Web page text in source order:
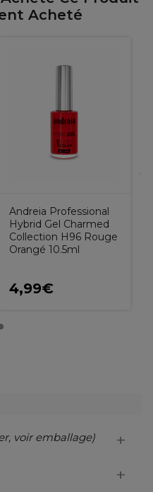
Acheté
Andreia Professional
Hybrid Gel Charmed
Collection H96 Rouge
Orangé 10.5ml
4,99€
voir emballage)